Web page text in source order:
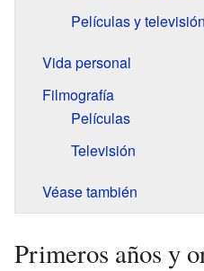
Películas y televisión
Vida personal
Filmografía
Películas
Televisión
Véase también
Primeros años y